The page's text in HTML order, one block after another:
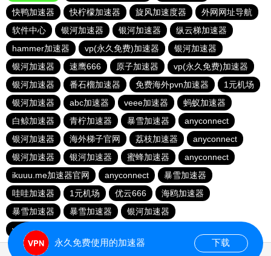
快鸭加速器
快柠檬加速器 旋风加速度器
外网网址导航
软件中心
银河加速器 银河加速器
纵云梯加速器
hammer加速器
vp(永久免费)加速器
银河加速器
银河加速器
速鹰666 原子加速器
vp(永久免费)加速器
银河加速器
番石榴加速器 免费海外pvn加速器
1元机场
银河加速器
abc加速器 veee加速器
蚂蚁加速器
白鲸加速器
青柠加速器 暴雪加速器
anyconnect
银河加速器
海外梯子官网 荔枝加速器
anyconnect
银河加速器
银河加速器 蜜蜂加速器
anyconnect
ikuuu.me加速器官网
anyconnect
暴雪加速器
哇哇加速器
1元机场 优云666
海鸥加速器
暴雪加速器
暴雪加速器
银河加速器
vp(永久免费)加速器
永久免费使用的加速器 下载